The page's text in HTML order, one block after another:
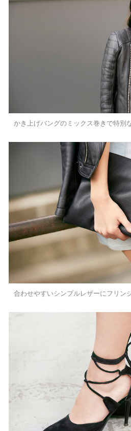
かき上げバングのミックス巻きで特別
合わせやすいシンプルレザーにフリン